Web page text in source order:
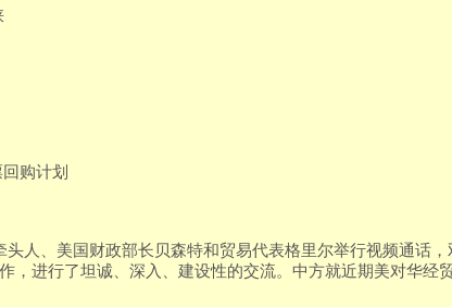
购计划
人、美国财政部长贝森特和贸易代表格里尔举行视频通话，
，进行了坦诚、深入、建设性的交流。中方就近期美对华经